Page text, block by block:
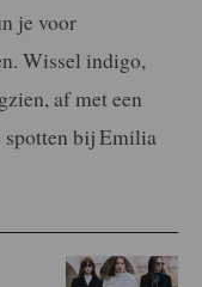
je voor
Wissel indigo,
af met een
spotten bij Emilia